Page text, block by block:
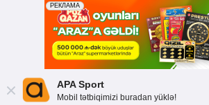
APA Sport
Mobil tətbiqimizi buradan yüklə!